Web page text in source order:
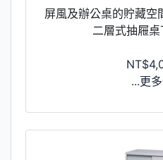
屏風及辦公桌的貯藏
二層式抽屜
...更